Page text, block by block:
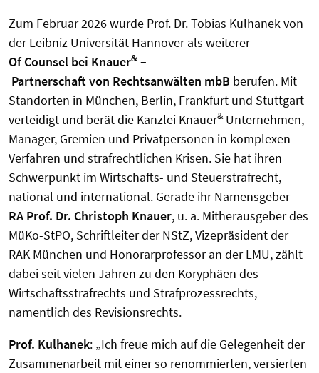
Zum Februar 2026 wurde Prof. Dr. Tobias Kulhanek von
der Leibniz Universität Hannover als weiterer
Of Counsel bei Knauer& –
Partnerschaft von Rechtsanwälten mbB berufen. Mit
Standorten in München, Berlin, Frankfurt und Stuttgart
verteidigt und berät die Kanzlei Knauer& Unternehmen,
Manager, Gremien und Privatpersonen in komplexen
Verfahren und strafrechtlichen Krisen. Sie hat ihren
Schwerpunkt im Wirtschafts- und Steuerstrafrecht,
national und international. Gerade ihr Namensgeber
RA Prof. Dr. Christoph Knauer, u. a. Mitherausgeber des
MüKo-StPO, Schriftleiter der NStZ, Vizepräsident der
RAK München und Honorarprofessor an der LMU, zählt
dabei seit vielen Jahren zu den Koryphäen des
Wirtschaftsstrafrechts und Strafprozessrechts,
namentlich des Revisionsrechts.
Prof. Kulhanek: „Ich freue mich auf die Gelegenheit der
Zusammenarbeit mit einer so renommierten, versierten